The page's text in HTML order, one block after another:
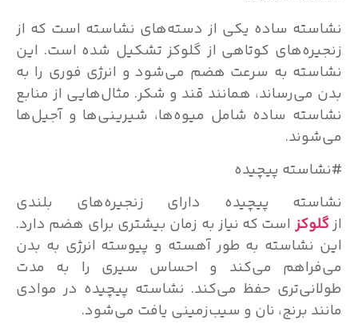
نشاسته ساده یکی از دسته‌های نشاسته است که از
زنجیره‌های کوتاهی از گلوکز تشکیل شده است. این
نشاسته به سرعت هضم می‌شود و انرژی فوری را به
بدن می‌رساند، همانند قند و شکر. مثال‌هایی از منابع
نشاسته ساده شامل میوه‌ها، شیرینی‌ها و آجیل‌ها
می‌شوند.
#نشاسته پیچیده
نشاسته پیچیده دارای زنجیره‌های بلندی
ازگلوکز است که نیاز به زمان بیشتری برای هضم دارد.
این نشاسته به طور آهسته و پیوسته انرژی به بدن
می‌فراهم می‌کند و احساس سیری را به مدت
طولانی‌تری حفظ می‌کند. نشاسته پیچیده در موادی
مانند برنج، نان و سیب‌زمینی یافت می‌شود.